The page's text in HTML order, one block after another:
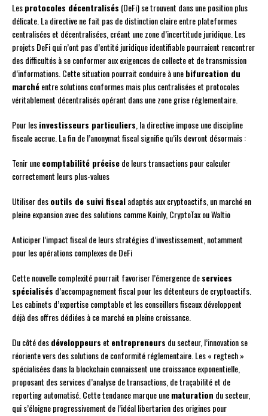
Lesprotocoles décentralisés (DeFi) se trouvent dans une position plus
délicate. La directive ne fait pas de distinction claire entre plateformes
centralisées et décentralisées, créant une zone d’incertitude juridique. Les
projets DeFi qui n’ont pas d’entité juridique identifiable pourraient rencontrer
des difficultés à se conformer aux exigences de collecte et de transmission
d’informations. Cette situation pourrait conduire à unebifurcation du
marchéentre solutions conformes mais plus centralisées et protocoles
véritablement décentralisés opérant dans une zone grise réglementaire.
Pour lesinvestisseurs particuliers , la directive impose une discipline
fiscale accrue. La fin de l’anonymat fiscal signifie qu’ils devront désormais :
Tenir unecomptabilité précisede leurs transactions pour calculer
correctement leurs plus-values
Utiliser desoutils de suivi fiscaladaptés aux cryptoactifs, un marché en
pleine expansion avec des solutions comme Koinly, CryptoTax ou Waltio
Anticiper l’impact fiscal de leurs stratégies d’investissement, notamment
pour les opérations complexes de DeFi
Cette nouvelle complexité pourrait favoriser l’émergence deservices
spécialisés d’accompagnement fiscal pour les détenteurs de cryptoactifs.
Les cabinets d’expertise comptable et les conseillers fiscaux développent
déjà des offres dédiées à ce marché en pleine croissance.
Du côté desdéveloppeurs et entrepreneurs du secteur, l’innovation se
réoriente vers des solutions de conformité réglementaire. Les « regtech »
spécialisées dans la blockchain connaissent une croissance exponentielle,
proposant des services d’analyse de transactions, de traçabilité et de
reporting automatisé. Cette tendance marque unematuration du secteur,
qui s’éloigne progressivement de l’idéal libertarien des origines pour